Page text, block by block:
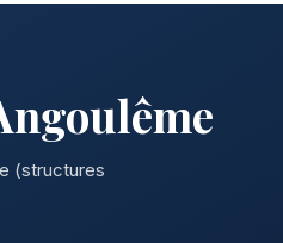
(structures